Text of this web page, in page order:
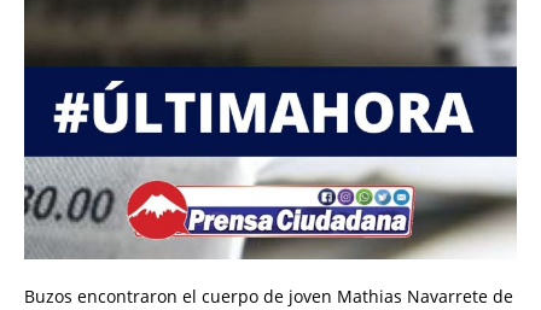
Buzos encontraron el cuerpo de joven Mathias Navarrete de